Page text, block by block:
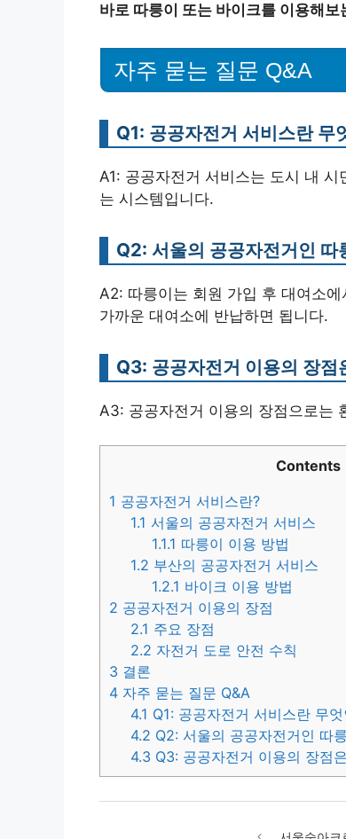
바로 따릉이 또는 바이크를 이용해보
자주 묻는 질문 Q&A
Q1: 공공자전거 서비스란 무
A1: 공공자전거 서비스는 도시 내
는 시스템입니다.
Q2: 서울의 공공자전거인
A2: 따릉이는 회원 가입 후 대여소
가까운 대여소에 반납하면 됩니다.
Q3: 공공자전거 이용의 장점
A3: 공공자전거 이용의 장점으로는
Contents
1 공공자전거 서비스란?
1.1 서울의 공공자전거 서비스
1.1.1 따릉이 이용 방법
1.2 부산의 공공자전거 서비스
1.2.1 바이크 이용 방법
2 공공자전거 이용의 장점
2.1 주요 장점
2.2 자전거 도로 안전 수칙
3 결론
4 자주 묻는 질문 Q&A
4.1 Q1: 공공자전거 서비스란 무
4.2 Q2: 서울의 공공자전거인 따
4.3 Q3: 공공자전거 이용의 장점